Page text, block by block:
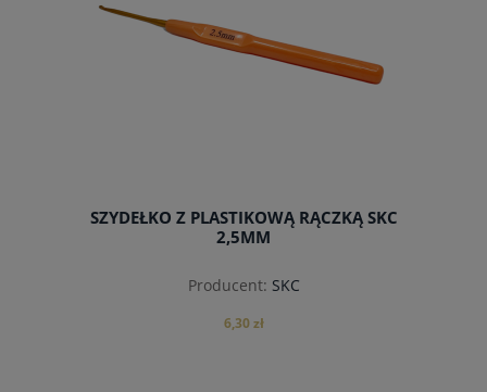
SZYDEŁKO Z PLASTIKOWĄ RĄCZKĄ SKC
2,5MM
Producent: SKC
6,30 zł